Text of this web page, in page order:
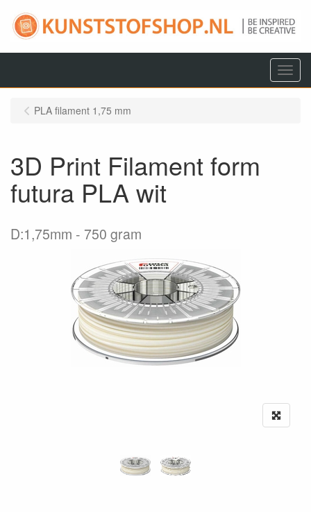
Menu
PLA filament 1,75 mm
3D Print Filament form
futura PLA wit
D:1,75mm 750 gram